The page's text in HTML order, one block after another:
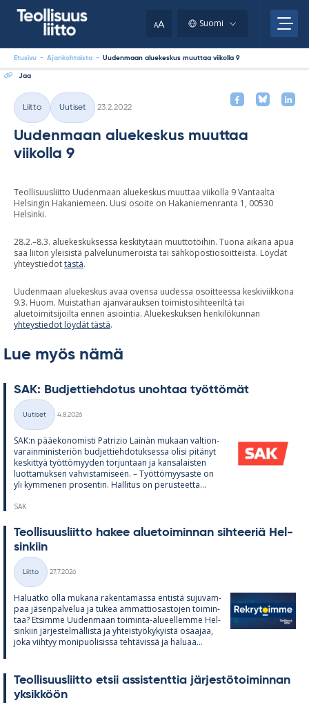
AA Suomi
Etusivu - Ajankohtaista - Uudenmaan aluekeskus muuttaa viikolla 9
Jaa
Kategoriat
Liitto Uutiset
23.2.2022
Uudenmaan aluekeskus muuttaa
viikolla 9
Teollisuusliitto Uudenmaan aluekeskus muuttaa viikolla 9 Vantaalta
Helsingin Hakaniemeen. Uusi osoite on Hakaniemenranta 1, 00530
Helsinki.
28.2.–8.3. aluekeskuksessa keskitytään muuttotöihin. Tuona aikana apua
saa liiton yleisistä palvelunumeroista tai sähköpostiosoitteista. Löydät
yhteystiedottästä.
Uudenmaan aluekeskus avaa ovensa uudessa osoitteessa keskiviikkona
9.3. Huom. Muistathan ajanvarauksen toimistosihteeriltä tai
aluetoimitsijoilta ennen asiointia. Aluekeskuksen henkilökunnan
yhteystiedot löydät tästä.
Lue myös nämä
SAK: Bud­jet­tieh­do­tus unoh­taa työt­tö­mät
Kategoriat
Uutiset
4.8.2026
SAK:n pää­e­ko­no­misti Pat­rizio Lainàn mu­kaan val­tion­
va­rain­mi­nis­te­riön bud­jet­tieh­do­tuk­sessa olisi pi­tä­nyt
kes­kit­tyä työt­tö­myy­den tor­jun­taan ja kan­sa­lais­ten
luot­ta­muk­sen vah­vis­ta­mi­seen. – Työt­tö­myy­saste on
yli kym­me­nen pro­sen­tin. Hal­li­tus on pe­rus­teetta...
SAK
Teol­li­suus­liitto ha­kee alue­toi­min­nan sih­tee­riä Hel­
sin­kiin
Kategoriat
Liitto
27.7.2026
Ha­luatko olla mu­kana ra­ken­ta­massa en­tistä su­ju­vam­
paa jä­sen­pal­ve­lua ja tu­kea am­mat­tio­sas­to­jen toi­min­
taa? Et­simme Uu­den­maan toi­minta-alu­eel­lemme Hel­
sin­kiin jär­jes­tel­mäl­listä ja yh­teis­työ­ky­kyistä osaa­jaa,
joka viih­tyy mo­ni­puo­li­sissa teh­tä­vissä ja ha­luaa...
Teol­li­suus­liitto et­sii as­sis­tent­tia jär­jes­tö­toi­min­nan
yk­sik­köön
clipboard.)